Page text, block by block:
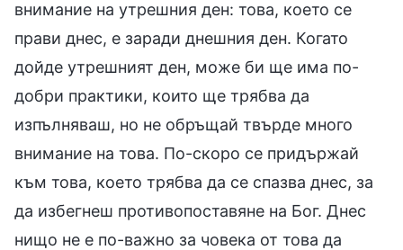
внимание на утрешния ден: това, което се
прави днес, е заради днешния ден. Когато
дойде утрешният ден, може би ще има по-
добри практики, които ще трябва да
изпълняваш, но не обръщай твърде много
внимание на това. По-скоро се придържай
към това, което трябва да се спазва днес, за
да избегнеш противопоставяне на Бог. Днес
нищо не е по-важно за човека от това да